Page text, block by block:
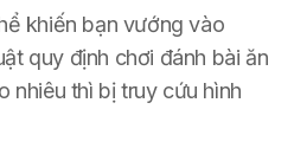
khiến bạn vướng vào
quy định chơi đánh bài ăn
nhiêu thì bị truy cứu hình